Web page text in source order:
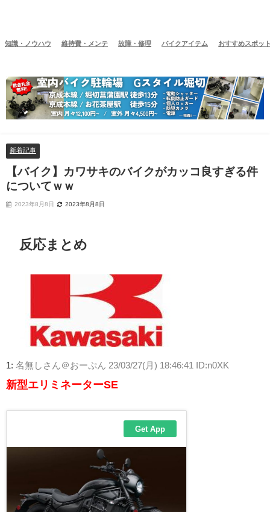
知識・ノウハウ 維持費・メンテ 故障・修理 バイクアイテム おすすめスポッ
新着記事
【バイク】カワサキのバイクがカッコ良すぎる件
についてｗｗ
2023年8月8日 2023年8月8日
反応まとめ
1: 名無しさん＠おーぷん 23/03/27(月) 18:46:41 ID:n0XK
新型エリミネーターSE